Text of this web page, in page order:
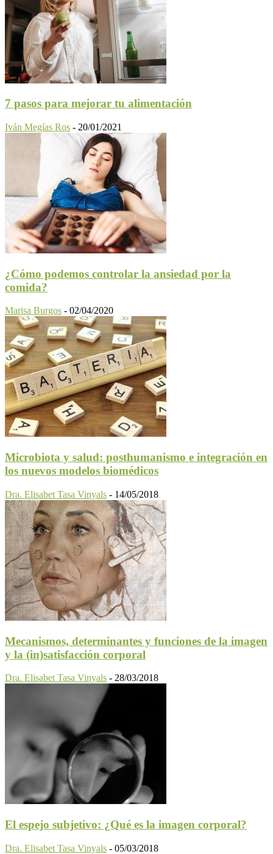
7 pasos para mejorar tu alimentación
Iván Megías Ros - 20/01/2021
¿Cómo podemos controlar la ansiedad por la
comida?
Marisa Burgos - 02/04/2020
Microbiota y salud: posthumanismo e integración en
los nuevos modelos biomédicos
Dra. Elisabet Tasa Vinyals - 14/05/2018
Mecanismos, determinantes y funciones de la imagen
y la (in)satisfacción corporal
Dra. Elisabet Tasa Vinyals - 28/03/2018
El espejo subjetivo: ¿Qué es la imagen corporal?
Dra. Elisabet Tasa Vinyals - 05/03/2018